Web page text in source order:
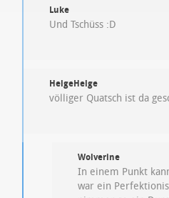
Luke
Und Tschüss :D
HelgeHelge
völliger Quatsch ist da
Wolverine
In einem Punkt
war ein